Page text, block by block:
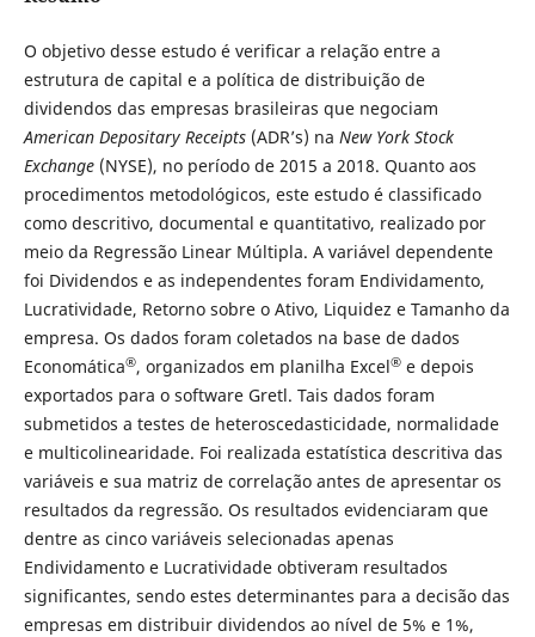
O objetivo desse estudo é verificar a relação entre a
estrutura de capital e a política de distribuição de
dividendos das empresas brasileiras que negociam
American Depositary Receipts(ADR’s) na New York Stock
Exchange(NYSE), no período de 2015 a 2018. Quanto aos
procedimentos metodológicos, este estudo é classificado
como descritivo, documental e quantitativo, realizado por
meio da Regressão Linear Múltipla. A variável dependente
foi Dividendos e as independentes foram Endividamento,
Lucratividade, Retorno sobre o Ativo, Liquidez e Tamanho da
empresa. Os dados foram coletados na base de dados
Economática®, organizados em planilha Excel®e depois
exportados para o software Gretl. Tais dados foram
submetidos a testes de heteroscedasticidade, normalidade
e multicolinearidade. Foi realizada estatística descritiva das
variáveis e sua matriz de correlação antes de apresentar os
resultados da regressão. Os resultados evidenciaram que
dentre as cinco variáveis selecionadas apenas
Endividamento e Lucratividade obtiveram resultados
significantes, sendo estes determinantes para a decisão das
empresas em distribuir dividendos ao nível de 5% e 1%,